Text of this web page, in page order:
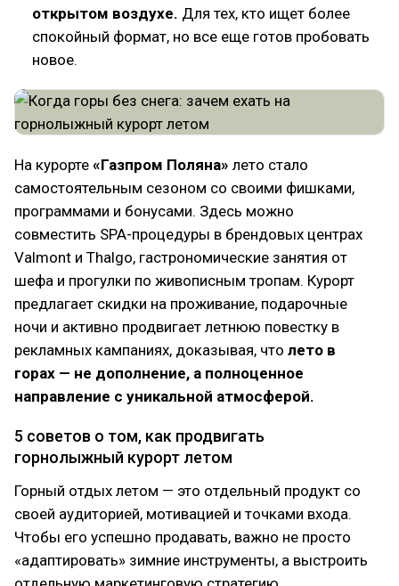
открытом воздухе. Для тех, кто ищет более
спокойный формат, но все еще готов пробовать
новое.
На курорте «Газпром Поляна» лето стало
самостоятельным сезоном со своими фишками,
программами и бонусами. Здесь можно
совместить SPA-процедуры в брендовых центрах
Valmont и Thalgo, гастрономические занятия от
шефа и прогулки по живописным тропам. Курорт
предлагает скидки на проживание, подарочные
ночи и активно продвигает летнюю повестку в
рекламных кампаниях, доказывая, что лето в
горах — не дополнение, а полноценное
направление с уникальной атмосферой.
5 советов о том, как продвигать
горнолыжный курорт летом
Горный отдых летом — это отдельный продукт со
своей аудиторией, мотивацией и точками входа.
Чтобы его успешно продавать, важно не просто
«адаптировать» зимние инструменты, а выстроить